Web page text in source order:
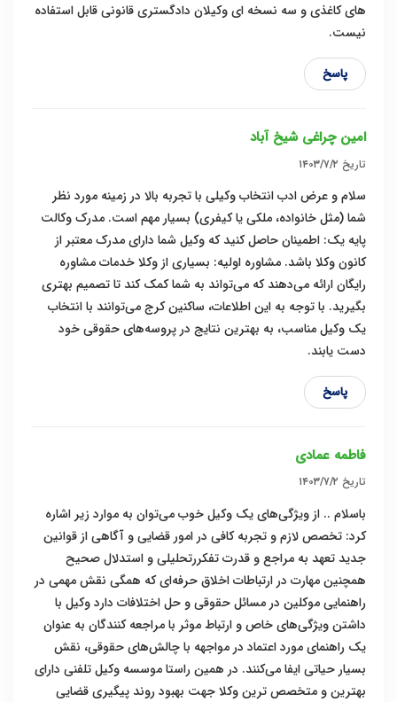
های کاغذی و سه نسخه ای وکیلان دادگستری قانونی قابل استفاده
نیست.
پاسخ
امین چراغی شیخ آباد
تاریخ ۱۴۰۳/۷/۲
سلام و عرض ادب انتخاب وکیلی با تجربه بالا در زمینه مورد نظر
شما (مثل خانواده، ملکی یا کیفری) بسیار مهم است. مدرک وکالت
پایه یک: اطمینان حاصل کنید که وکیل شما دارای مدرک معتبر از
کانون وکلا باشد. مشاوره اولیه: بسیاری از وکلا خدمات مشاوره
رایگان ارائه می‌دهند که می‌تواند به شما کمک کند تا تصمیم بهتری
بگیرید. با توجه به این اطلاعات، ساکنین کرج می‌توانند با انتخاب
یک وکیل مناسب، به بهترین نتایج در پروسه‌های حقوقی خود
دست یابند.
پاسخ
فاطمه عمادی
تاریخ ۱۴۰۳/۷/۲
باسلام .. از ویژگی‌های یک وکیل خوب می‌توان به موارد زیر اشاره
کرد: تخصص لازم و تجربه کافی در امور قضایی و آگاهی از قوانین
جدید تعهد به مراجع و قدرت تفکررتحلیلی و استدلال صحیح
همچنین مهارت در ارتباطات اخلاق حرفه‌ای که همگی نقش مهمی در
راهنمایی موکلین در مسائل حقوقی و حل اختلافات دارد وکیل با
داشتن ویژگی‌های خاص و ارتباط موثر با مراجعه کنندگان به عنوان
یک راهنمای مورد اعتماد در مواجهه با چالش‌های حقوقی، نقش
بسیار حیاتی ایفا می‌کنند. در همین راستا موسسه وکیل تلفنی دارای
بهترین و متخصص ترین وکلا جهت بهبود روند پیگیری قضایی